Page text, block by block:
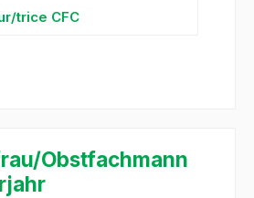
trice CFC
Obstfachmann